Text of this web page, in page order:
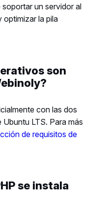
un servidor al
optimizar la pila
son
con las dos
LTS. Para más
de requisitos de
se instala